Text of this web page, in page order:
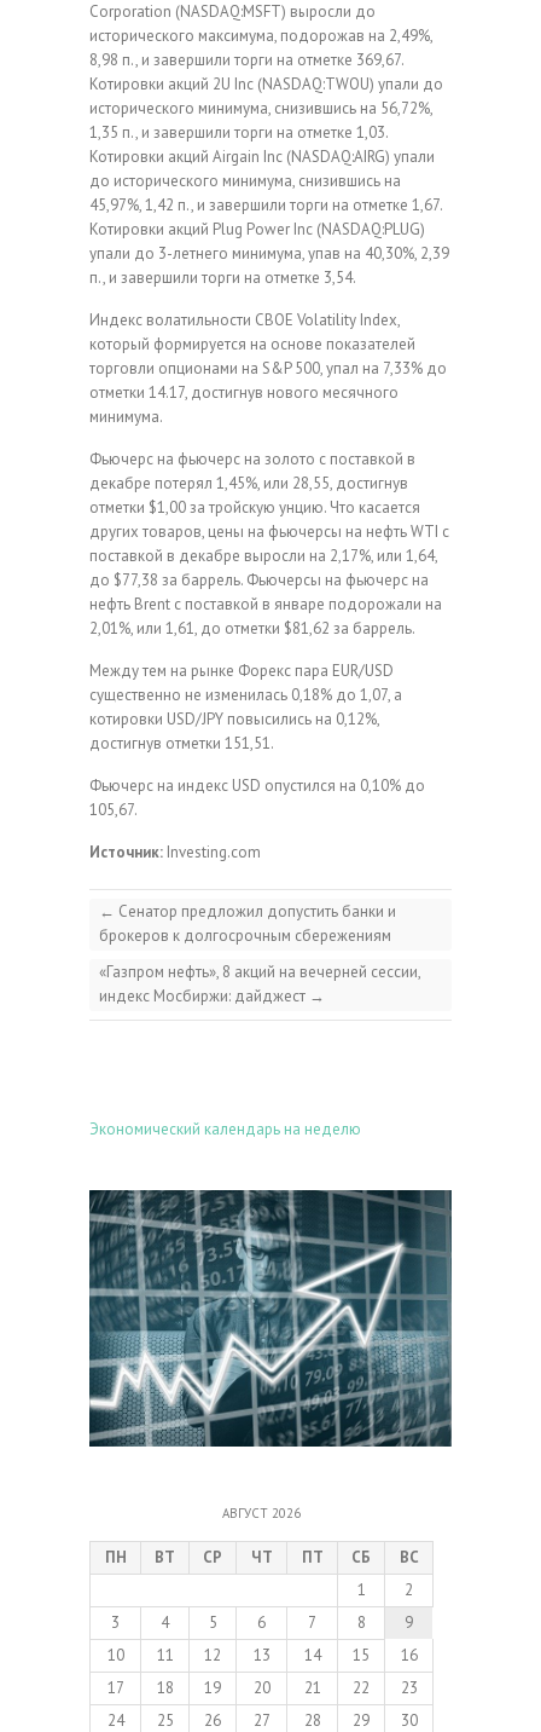
Corporation (NASDAQ:MSFT) выросли до
исторического максимума, подорожав на 2,49%,
8,98 п., и завершили торги на отметке 369,67.
Котировки акций 2U Inc (NASDAQ:TWOU) упали до
исторического минимума, снизившись на 56,72%,
1,35 п., и завершили торги на отметке 1,03.
Котировки акций Airgain Inc (NASDAQ:AIRG) упали
до исторического минимума, снизившись на
45,97%, 1,42 п., и завершили торги на отметке 1,67.
Котировки акций Plug Power Inc (NASDAQ:PLUG)
упали до 3-летнего минимума, упав на 40,30%, 2,39
п., и завершили торги на отметке 3,54.
Индекс волатильности CBOE Volatility Index,
который формируется на основе показателей
торговли опционами на S&P 500, упал на 7,33% до
отметки 14.17, достигнув нового месячного
минимума.
Фьючерс на фьючерс на золото с поставкой в
декабре потерял 1,45%, или 28,55, достигнув
отметки $1,00 за тройскую унцию. Что касается
других товаров, цены на фьючерсы на нефть WTI с
поставкой в декабре выросли на 2,17%, или 1,64,
до $77,38 за баррель. Фьючерсы на фьючерс на
нефть Brent с поставкой в январе подорожали на
2,01%, или 1,61, до отметки $81,62 за баррель.
Между тем на рынке Форекс пара EUR/USD
существенно не изменилась 0,18% до 1,07, а
котировки USD/JPY повысились на 0,12%,
достигнув отметки 151,51.
Фьючерс на индекс USD опустился на 0,10% до
105,67.
Источник: Investing.com
← Сенатор предложил допустить банки и
брокеров к долгосрочным сбережениям
«Газпром нефть», 8 акций на вечерней сессии,
индекс Мосбиржи: дайджест →
Экономический календарь на неделю
АВГУСТ 2026
ПН ВТ СР ЧТ ПТ СБ
ВС
1
2
3
4 5 6 7 8
9
10
11 12 13 14 15
16
17
18 19 20 21 22
23
24
25 26 27 28 29 30